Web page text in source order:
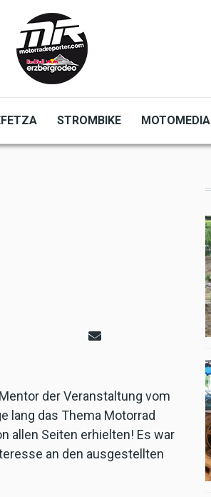
STROMBIKE MOTOMEDIA
der Veranstaltung vom
lang das Thema Motorrad
allen Seiten erhielten! Es war
an den ausgestellten